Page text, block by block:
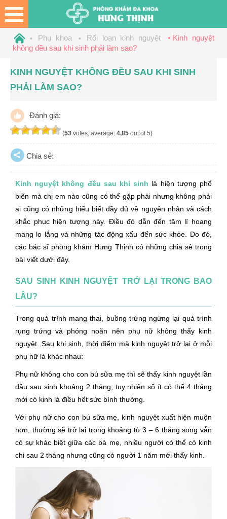
Phụ khoa Rối loạn kinh nguyệt
Kinh nguyệt
không đều sau khi sinh phải làm sao?
KINH NGUYỆT KHÔNG ĐỀU SAU KHI SINH
PHẢI LÀM SAO?
Đánh giá:
(53 votes, average: 4,85 out of 5)
Chia sẻ:
Kinh nguyệt không đều sau khi sinh là hiện tượng phổ
biến mà chị em nào cũng có thể gặp phải nhưng không phải
ai cũng có những hiểu biết đầy đủ về nguyên nhân và cách
khắc phục hiện tượng này. Điều đó dẫn đến tâm lí hoang
mang lo lắng và những tác động xấu đến sức khỏe. Do đó,
các bác sĩ phòng khám Hưng Thịnh có những chia sẻ trong
bài viết dưới đây.
SAU SINH KINH NGUYỆT TRỞ LẠI TRONG BAO
LÂU?
Trong quá trình mang thai, buồng trứng ngừng lại quá trình
rụng trứng và phóng noãn nên phụ nữ không thấy kinh
nguyệt. Sau khi sinh, thời điểm mà kinh nguyệt trở lại ở mỗi
phụ nữ là khác nhau:
Phụ nữ không cho con bú sữa mẹ thì sẽ thấy kinh nguyệt lần
đầu sau sinh khoảng 2 tháng, tuy nhiên số ít có thể 4 tháng
mới có kinh là điều hết sức bình thường.
Với phụ nữ cho con bú sữa mẹ, kinh nguyệt xuất hiện muộn
hơn, thường sẽ trở lại trong khoảng từ 3 – 6 tháng song vẫn
có sự khác biệt giữa các bà mẹ, nhiều người có thể có kinh
chỉ sau 2 tháng nhưng cũng có người 1 năm mới thấy kinh.